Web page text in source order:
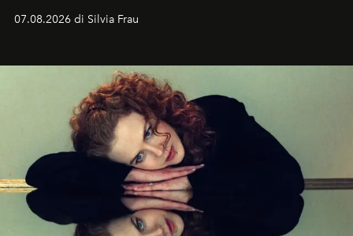
cognizione del tempo. Ma con quadranti così
07.08.2026 di Silvia Frau